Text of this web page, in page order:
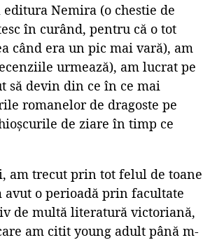
Nemira (o chestie de
în curând, pentru că o tot
când era un pic mai vară), am
urmează), am lucrat pe
să devin din ce în ce mai
romanelor de dragoste pe
de ziare în timp ce
am trecut prin tot felul de toane
o perioadă prin facultate
de multă literatură victoriană,
am citit young adult până m-